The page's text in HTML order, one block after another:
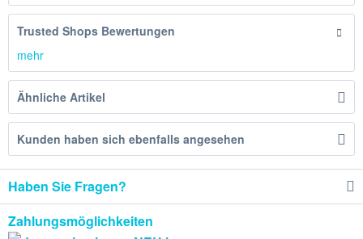
Trusted Shops Bewertungen
mehr
Ähnliche Artikel
Kunden haben sich ebenfalls angesehen
Haben Sie Fragen?
Zahlungsmöglichkeiten